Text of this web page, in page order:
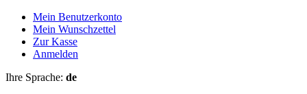
Mein Benutzerkonto
Mein Wunschzettel
Zur Kasse
Anmelden
Ihre Sprache: de